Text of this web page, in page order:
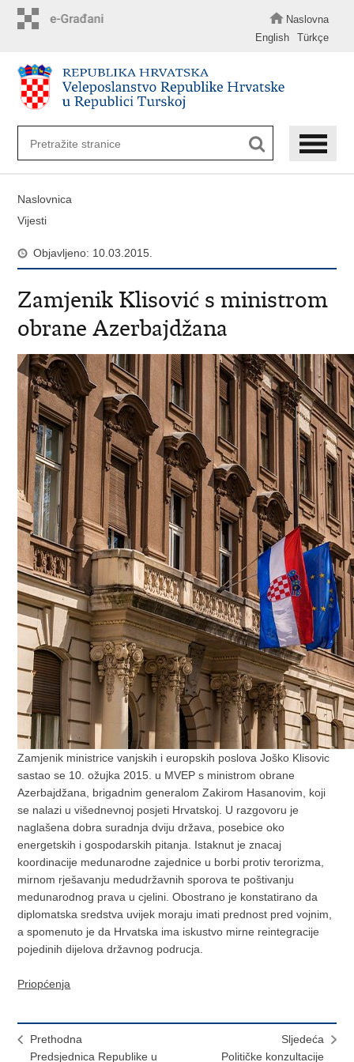
Naslovna
English
Türkçe
Naslovnica
Vijesti
Objavljeno: 10.03.2015.
Zamjenik Klisović s ministrom
obrane Azerbajdžana
Zamjenik ministrice vanjskih i europskih poslova Joško Klisovic
sastao se 10. ožujka 2015. u MVEP s ministrom obrane
Azerbajdžana, brigadnim generalom Zakirom Hasanovim, koji
se nalazi u višednevnoj posjeti Hrvatskoj. U razgovoru je
naglašena dobra suradnja dviju država, posebice oko
energetskih i gospodarskih pitanja. Istaknut je znacaj
koordinacije medunarodne zajednice u borbi protiv terorizma,
mirnom rješavanju medudržavnih sporova te poštivanju
medunarodnog prava u cjelini. Obostrano je konstatirano da
diplomatska sredstva uvijek moraju imati prednost pred vojnim,
a spomenuto je da Hrvatska ima iskustvo mirne reintegracije
pojedinih dijelova državnog podrucja.
Priopćenja
Prethodna
Predsjednica Republike u
Sljedeća
Političke konzultacije